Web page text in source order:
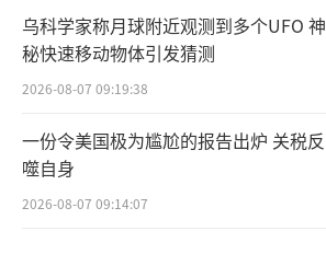
乌科学家称月球附近观测到多个UFO 神
秘快速移动物体引发猜测
2026-08-07 09:19:38
一份令美国极为尴尬的报告出炉 关税反
噬自身
2026-08-07 09:14:07